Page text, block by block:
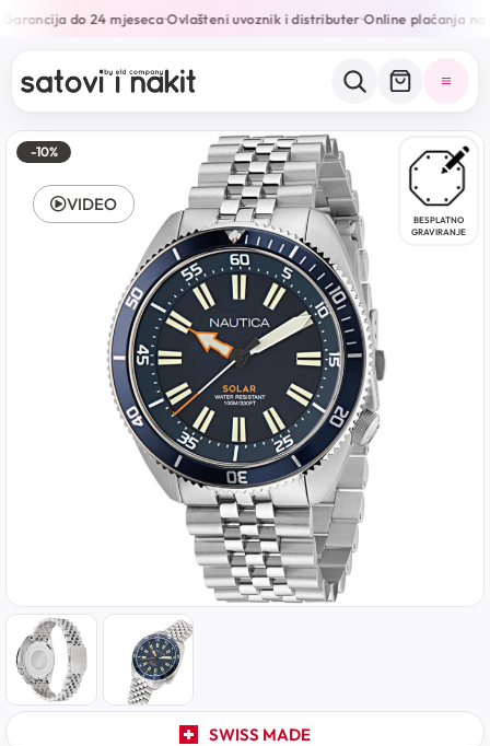
do 24 mjeseca•Ovlašteni uvoznik i distributer•Online plaćanja na
-10%
BESPLATNO
GRAVIRANJE
SWISS MADE
VIDEO